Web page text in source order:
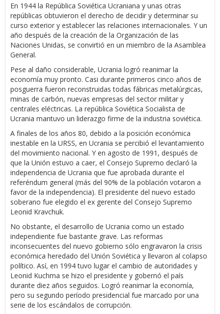
En 1944 la República Soviética Ucraniana y unas otras
repúblicas obtuvieron el derecho de decidir y determinar su
curso exterior y establecer las relaciones internacionales. Y un
año después de la creación de la Organización de las
Naciones Unidas, se convirtió en un miembro de la Asamblea
General.
Pese al daño considerable, Ucrania logró reanimar la
economía muy pronto. Casi durante primeros cinco años de
posguerra fueron reconstruidas todas fábricas metalúrgicas,
minas de carbón, nuevas empresas del sector militar y
centrales eléctricas. La república Soviética Socialista de
Ucrania mantuvo un liderazgo firme de la industria soviética.
A finales de los años 80, debido a la posición económica
inestable en la URSS, en Ucrania se percibió el levantamiento
del movimiento nacional. Y en agosto de 1991, después de
que la Unión estuvo a caer, el Consejo Supremo declaró la
independencia de Ucrania que fue aprobada durante el
referéndum general (más del 90% de la población votaron a
favor de la independencia). El presidente del nuevo estado
soberano fue elegido el ex gerente del Consejo Supremo
Leonid Kravchuk.
No obstante, el desarrollo de Ucrania como un estado
independiente fue bastante grave. Las reformas
inconsecuentes del nuevo gobierno sólo engravaron la crisis
económica heredado del Unión Soviética y llevaron al colapso
político. Así, en 1994 tuvo lugar el cambio de autoridades y
Leonid Kuchma se hizo el presidente y gobernó el país
durante diez años seguidos. Logró reanimar la economía,
pero su segundo período presidencial fue marcado por una
serie de los escándalos de corrupción.